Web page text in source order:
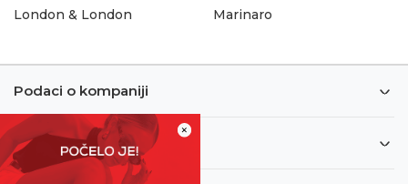
×
London & London
Marinaro
Podaci o kompaniji
Informacije